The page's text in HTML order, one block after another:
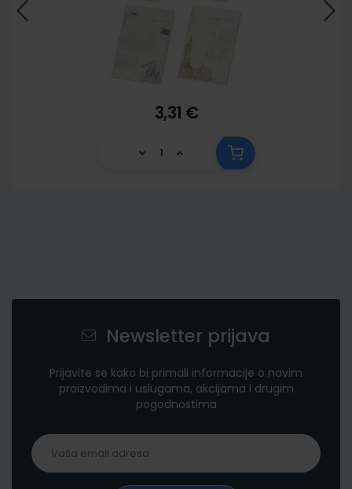
3,31 €
Newsletter prijava
Prijavite se kako bi primali informacije o novim
proizvodima i uslugama, akcijama i drugim
pogodnostima